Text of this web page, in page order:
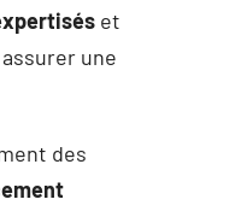
et
une
des